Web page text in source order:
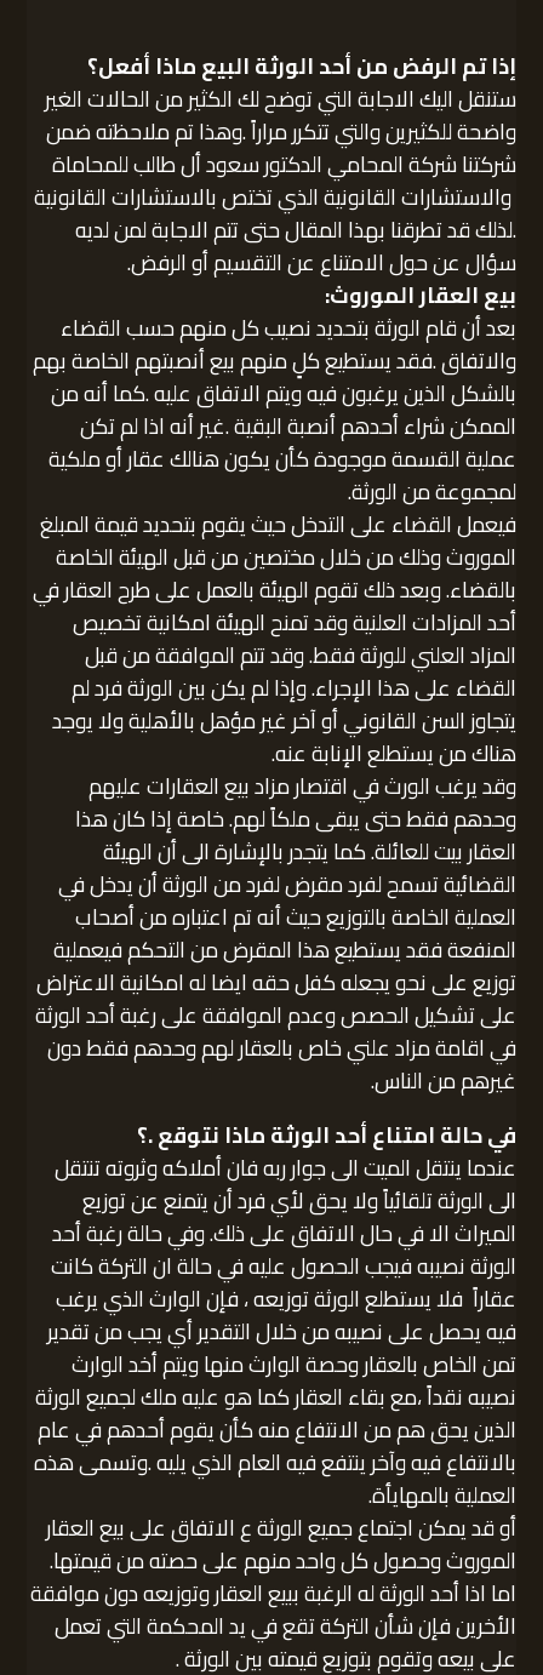
إذا تم الرفض من أحد الورثة البيع ماذا أفعل؟
ستنقل اليك الاجابة التي توضح لك الكثير من الحالات الغير
واضحة للكثيرين والتي تتكرر مراراً .وهذا تم ملاحظته ضمن
شركتنا شركة المحامي الدكتور سعود أل طالب للمحاماة
والاستشارات القانونية الذي تختص بالاستشارات القانونية
.لذلك قد تطرقنا بهذا المقال حتى تتم الاجابة لمن لديه
سؤال عن حول الامتناع عن التقسيم أو الرفض.
بيع العقار الموروث:
بعد أن قام الورثة بتحديد نصيب كل منهم حسب القضاء
والاتفاق .فقد يستطيع كلٍ منهم بيع أنصبتهم الخاصة بهم
بالشكل الذين يرغبون فيه ويتم الاتفاق عليه .كما أنه من
الممكن شراء أحدهم أنصبة البقية .غير أنه اذا لم تكن
عملية القسمة موجودة كأن يكون هنالك عقار أو ملكية
لمجموعة من الورثة.
فيعمل القضاء على التدخل حيث يقوم بتحديد قيمة المبلغ
الموروث وذلك من خلال مختصين من قبل الهيئة الخاصة
بالقضاء. وبعد ذلك تقوم الهيئة بالعمل على طرح العقار في
أحد المزادات العلنية وقد تمنح الهيئة امكانية تخصيص
المزاد العلني للورثة فقط. وقد تتم الموافقة من قبل
القضاء على هذا الإجراء. وإذا لم يكن بين الورثة فرد لم
يتجاوز السن القانوني أو آخر غير مؤهل بالأهلية ولا يوجد
هناك من يستطلع الإنابة عنه.
وقد يرغب الورث في اقتصار مزاد بيع العقارات عليهم
وحدهم فقط حتى يبقى ملكاً لهم. خاصة إذا كان هذا
العقار بيت للعائلة. كما يتجدر بالإشارة الى أن الهيئة
القضائية تسمح لفرد مقرض لفرد من الورثة أن يدخل في
العملية الخاصة بالتوزيع حيث أنه تم اعتباره من أصحاب
المنفعةفقد يستطيع هذا المقرض من التحكم فيعملية
توزيع على نحو يجعله كفل حقه ايضا له امكانية الاعتراض
على تشكيل الحصص وعدم الموافقة على رغبة أحد الورثة
في اقامة مزاد علني خاص بالعقار لهم وحدهم فقط دون
غيرهم من الناس.
في حالة امتناع أحد الورثة ماذا نتوقع .؟
عندما ينتقل الميت الى جوار ربه فان أملاكه وثروته تنتقل
الى الورثة تلقائياً ولا يحق لأي فرد أن يتمنع عن توزيع
الميراث الا في حال الاتفاق على ذلك. وفي حالة رغبة أحد
الورثة نصيبه فيجب الحصول عليه في حالة ان التركة كانت
عقاراً فلا يستطلع الورثة توزيعه ، فإن الوارث الذي يرغب
فيه يحصل على نصيبه من خلال التقدير أي يجب من تقدير
تمن الخاص بالعقار وحصة الوارث منها ويتم أخد الوارث
نصيبه نقداً ،مع بقاء العقار كما هو عليه ملك لجميع الورثة
الذين يحق هم من الانتفاع منه كأن يقوم أحدهم في عام
بالانتفاع فيه وآخر ينتفع فيه العام الذي يليه .وتسمى هذه
العملية بالمهايأة.
أو قد يمكن اجتماع جميع الورثة ع الاتفاق على بيع العقار
الموروث وحصول كل واحد منهم على حصته من قيمتها.
اما اذا أحد الورثة له الرغبة ببيع العقار وتوزيعه دون موافقة
الأخرين فإن شأن التركة تقع في يد المحكمة التي تعمل
على بيعه وتقوم بتوزيع قيمته بين الورثة .